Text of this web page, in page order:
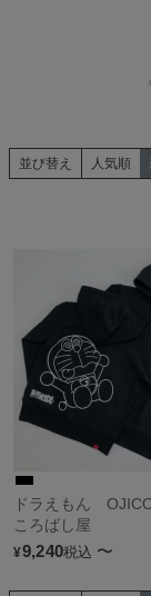
並び替え 人気順
ドラえもん
ころばし屋
¥9,240税込 〜